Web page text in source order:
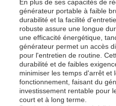
groupe électrogène
générateur à la maison
Groupe électrogène
En plus de ses capacités de
générateur portable à faible
durabilité et la facilité
robuste assure une longue
une efficacité énergétique,
générateur permet un accès
pour l'entretien de routine.
durabilité et de faibles
minimiser les temps d'arrêt et
fonctionnement, faisant du
investissement rentable pour
court et à long terme.